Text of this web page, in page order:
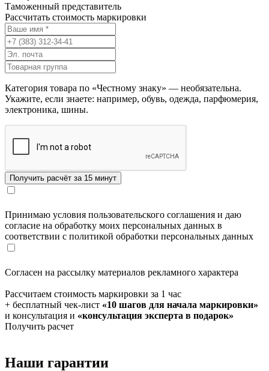
Таможенный представитель
Рассчитать стоимость маркировки
Категория товара по «Честному знаку» — необязательна.
Укажите, если знаете: например, обувь, одежда, парфюмерия,
электроника, шины.
Принимаю условия пользовательского соглашения и даю
согласие на обработку моих персональных данных в
соответствии с политикой обработки персональных данных
Согласен на рассылку материалов рекламного характера
Рассчитаем стоимость маркировки за 1 час
+ бесплатный чек-лист «10 шагов для начала маркировки»
и консультация и «консультация эксперта в подарок»
Получить расчет
Наши гарантии